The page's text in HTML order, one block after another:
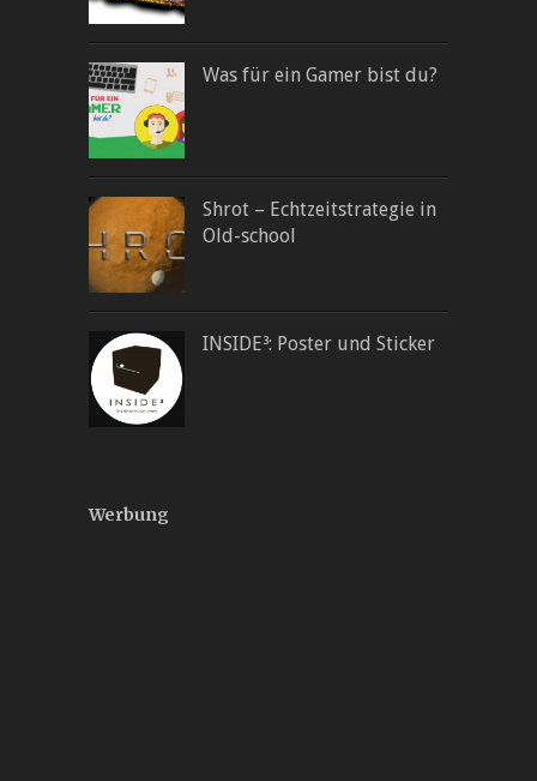
Was für ein Gamer bist du?
Shrot – Echtzeitstrategie in
Old-school
INSIDE³: Poster und Sticker
Werbung